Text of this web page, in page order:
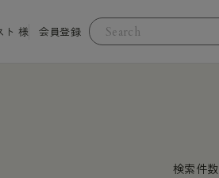
ト 様 会員登録
検索件数